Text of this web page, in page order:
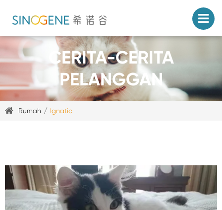
CERITA-CERITA
PELANGGAN
Rumah Ignatic